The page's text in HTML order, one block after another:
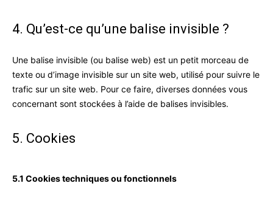
4. Qu’est-ce qu’une balise invisible ?
Une balise invisible (ou balise web) est un petit morceau de
texte ou d’image invisible sur un site web, utilisé pour suivre le
trafic sur un site web. Pour ce faire, diverses données vous
concernant sont stockées à l’aide de balises invisibles.
5. Cookies
5.1 Cookies techniques ou fonctionnels